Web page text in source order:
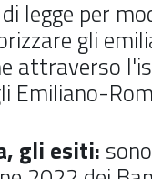
legge per
gli
attraverso
Emiliano-
gli esiti: